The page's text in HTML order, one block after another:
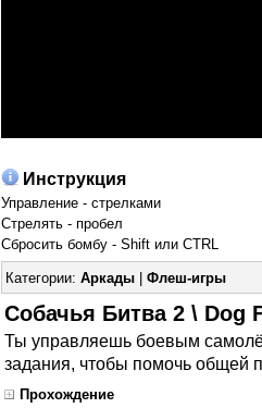
Инструкция
Управление - стрелками
Стрелять - пробел
Сбросить бомбу - Shift или CTRL
Категории: Аркады| Флеш-игры
Собачья Битва 2 \ Dog
Ты управляешь боевым
задания, чтобы помочь общей
Прохождение